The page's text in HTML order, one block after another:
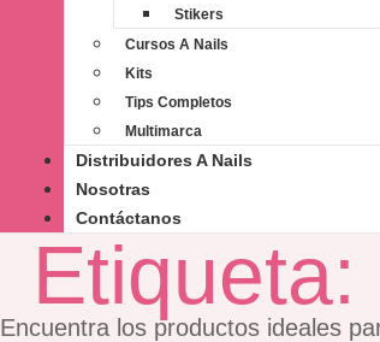
Stikers
Cursos A Nails
Kits
Tips Completos
Multimarca
Distribuidores A Nails
Nosotras
Contáctanos
Encuentra los productos ideales